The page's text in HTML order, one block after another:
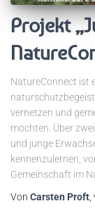
Projekt
NatureConnect ist
vernetzen und
möchten. Über
und junge
kennenzulernen,
Gemeinschaft im
Von Carsten Proft